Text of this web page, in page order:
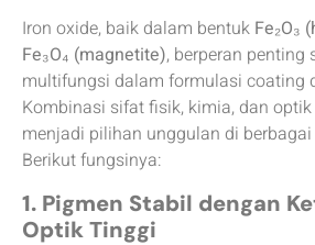
Iron oxide, baik dalam bentuk Fe₂O₃
Fe₃O₄ (magnetite), berperan penting
multifungsi dalam formulasi coating
Kombinasi sifat fisik, kimia, dan
menjadi pilihan unggulan di
Berikut fungsinya:
1. Pigmen Stabil dengan
Optik Tinggi